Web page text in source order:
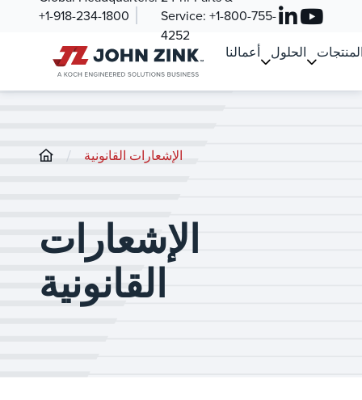
+1-918-234-1800
Service: +1-800-755-
4252
أعمالنا
الحلول
/ الإشعارات القانونية
الإشعارات
القانونية